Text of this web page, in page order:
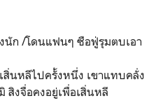
ก /โดนแฟนๆ ซือฟู่รุมตบเอา
สิ่นหลีไปครั้งหนึ่ง เขาแทบคลั่ง
งจื่อคงอยู่เพื่อเสิ่นหลี